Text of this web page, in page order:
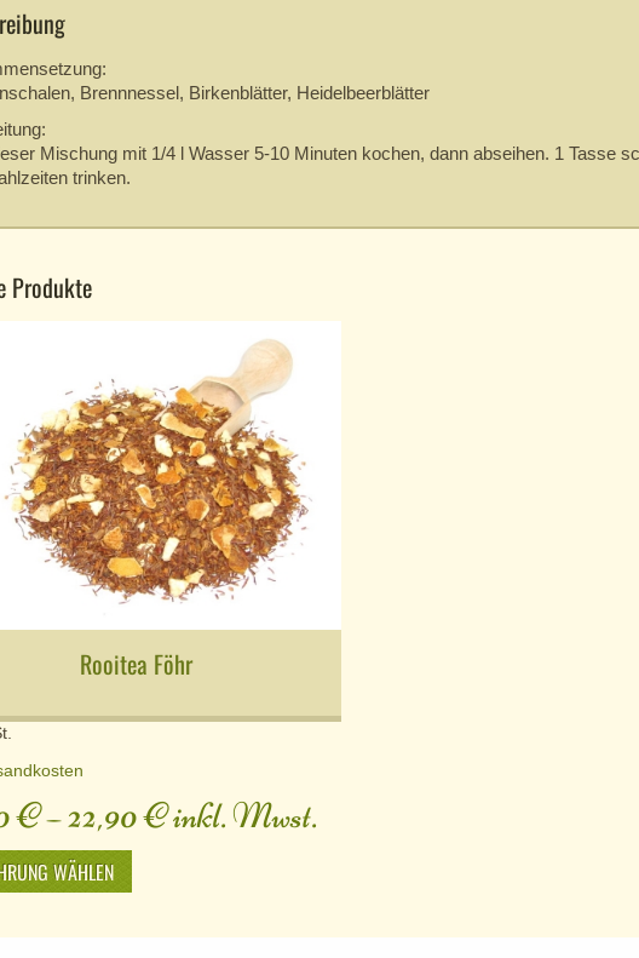
Brennnessel, Birkenblätter, Heidelbeerblätter
Mischung mit 1/4 l Wasser 5-10 Minuten kochen, dann abseihen. 1 Tasse
trinken.
Produkte
Rooitea Föhr
€–22,90€inkl. Mwst.
WÄHLEN